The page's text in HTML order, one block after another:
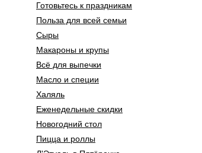
Готовьтесь к праздникам
Польза для всей семьи
Сыры
Макароны и крупы
Всё для выпечки
Масло и специи
Халяль
Еженедельные скидки
Новогодний стол
Пицца и роллы